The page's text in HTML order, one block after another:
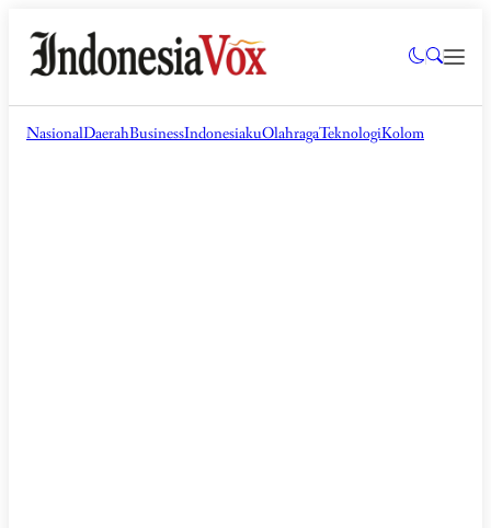
NasionalDaerahBusinessIndonesiakuOlahragaTeknologiKolom